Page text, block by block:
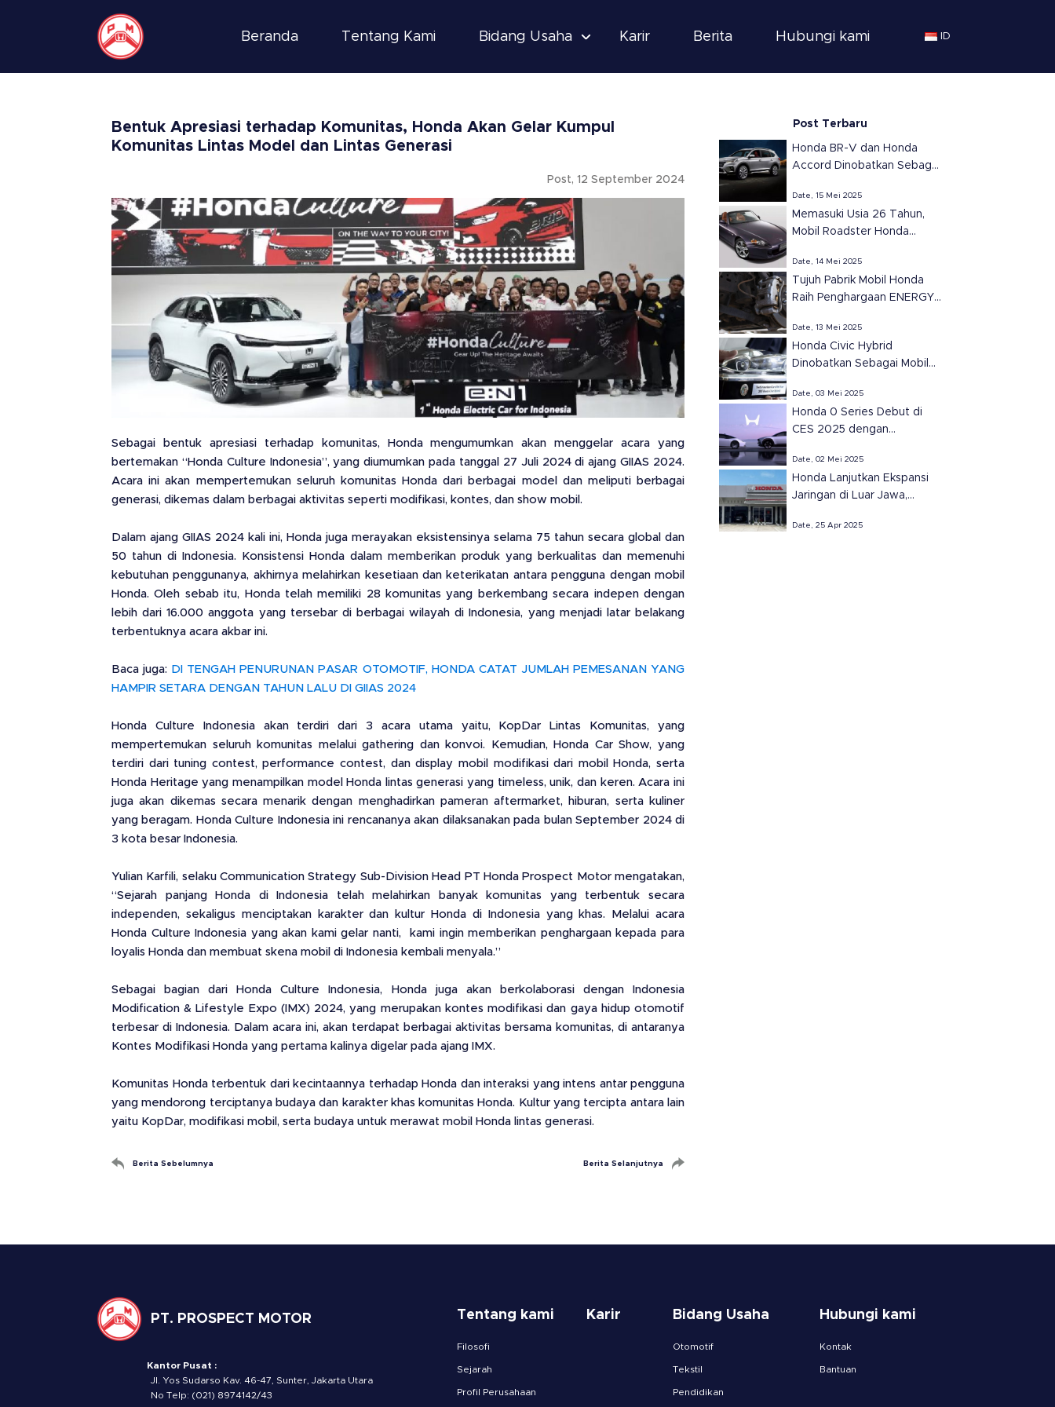
Beranda Tentang Kami Bidang Usaha Karir Berita Hubungi kami ID
Bentuk Apresiasi terhadap Komunitas, Honda Akan Gelar Kumpul
Komunitas Lintas Model dan Lintas Generasi
Post, 12 September 2024
Sebagai bentuk apresiasi terhadap komunitas, Honda mengumumkan akan menggelar acara yang
bertemakan “Honda Culture Indonesia”, yang diumumkan pada tanggal 27 Juli 2024 di ajang GIIAS 2024.
Acara ini akan mempertemukan seluruh komunitas Honda dari berbagai model dan meliputi berbagai
generasi, dikemas dalam berbagai aktivitas seperti modifikasi, kontes, dan show mobil.
Dalam ajang GIIAS 2024 kali ini, Honda juga merayakan eksistensinya selama 75 tahun secara global dan
50 tahun di Indonesia. Konsistensi Honda dalam memberikan produk yang berkualitas dan memenuhi
kebutuhan penggunanya, akhirnya melahirkan kesetiaan dan keterikatan antara pengguna dengan mobil
Honda. Oleh sebab itu, Honda telah memiliki 28 komunitas yang berkembang secara indepen dengan
lebih dari 16.000 anggota yang tersebar di berbagai wilayah di Indonesia, yang menjadi latar belakang
terbentuknya acara akbar ini.
Baca juga: DI TENGAH PENURUNAN PASAR OTOMOTIF, HONDA CATAT JUMLAH PEMESANAN YANG
HAMPIR SETARA DENGAN TAHUN LALU DI GIIAS 2024
Honda Culture Indonesia akan terdiri dari 3 acara utama yaitu, KopDar Lintas Komunitas, yang
mempertemukan seluruh komunitas melalui gathering dan konvoi. Kemudian, Honda Car Show, yang
terdiri dari tuning contest, performance contest, dan display mobil modifikasi dari mobil Honda, serta
Honda Heritage yang menampilkan model Honda lintas generasi yang timeless, unik, dan keren. Acara ini
juga akan dikemas secara menarik dengan menghadirkan pameran aftermarket, hiburan, serta kuliner
yang beragam. Honda Culture Indonesia ini rencananya akan dilaksanakan pada bulan September 2024 di
3 kota besar Indonesia.
Yulian Karfili, selaku Communication Strategy Sub-Division Head PT Honda Prospect Motor mengatakan,
“Sejarah panjang Honda di Indonesia telah melahirkan banyak komunitas yang terbentuk secara
independen, sekaligus menciptakan karakter dan kultur Honda di Indonesia yang khas. Melalui acara
Honda Culture Indonesia yang akan kami gelar nanti, kami ingin memberikan penghargaan kepada para
loyalis Honda dan membuat skena mobil di Indonesia kembali menyala.”
Sebagai bagian dari Honda Culture Indonesia, Honda juga akan berkolaborasi dengan Indonesia
Modification & Lifestyle Expo (IMX) 2024, yang merupakan kontes modifikasi dan gaya hidup otomotif
terbesar di Indonesia. Dalam acara ini, akan terdapat berbagai aktivitas bersama komunitas, di antaranya
Kontes Modifikasi Honda yang pertama kalinya digelar pada ajang IMX.
Komunitas Honda terbentuk dari kecintaannya terhadap Honda dan interaksi yang intens antar pengguna
yang mendorong terciptanya budaya dan karakter khas komunitas Honda. Kultur yang tercipta antara lain
yaitu KopDar, modifikasi mobil, serta budaya untuk merawat mobil Honda lintas generasi.
Berita Sebelumnya Berita Selanjutnya
Post Terbaru
Honda BR-V dan Honda
Accord Dinobatkan Sebagai
Tahun 2025 di Meksiko
versi Automovil
Panamericano
Date, 15 Mei 2025
Memasuki Usia 26 Tahun,
Mobil Roadster Honda
Populer
Date, 14 Mei 2025
Tujuh Pabrik Mobil Honda
Raih Penghargaan ENERGY
Efisiensi Energi di Amerika
Serikat
Date, 13 Mei 2025
Honda Civic Hybrid
Dinobatkan Sebagai Mobil
2025.
Date, 03 Mei 2025
Honda 0 Series Debut di
CES 2025 dengan
Date, 02 Mei 2025
Honda Lanjutkan Ekspansi
Jaringan di Luar Jawa,
di Sumatera Selatan
Date, 25 Apr 2025
PT. PROSPECT MOTOR
Kantor Pusat :
Jl. Yos Sudarso Kav. 46-47, Sunter, Jakarta Utara
No Telp: (021) 8974142/43
Tentang kami
Filosofi
Sejarah
Profil Perusahaan
Karir Bidang Usaha
Otomotif
Tekstil
Pendidikan
Hubungi kami
Kontak
Bantuan